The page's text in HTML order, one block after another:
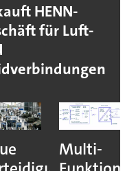
HENN-
für Luft-
Multi-